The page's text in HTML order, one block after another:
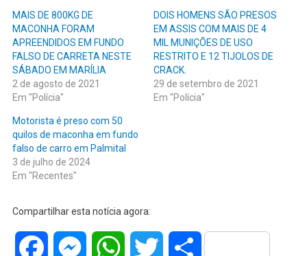
MAIS DE 800KG DE
MACONHA FORAM
APREENDIDOS EM FUNDO
FALSO DE CARRETA NESTE
SÁBADO EM MARÍLIA
2 de agosto de 2021
Em "Polícia"
DOIS HOMENS SÃO PRESOS
EM ASSIS COM MAIS DE 4
MIL MUNIÇÕES DE USO
RESTRITO E 12 TIJOLOS DE
CRACK.
29 de setembro de 2021
Em "Polícia"
Motorista é preso com 50
quilos de maconha em fundo
falso de carro em Palmital
3 de julho de 2024
Em "Recentes"
Compartilhar esta notícia agora:
Facebook MessengerWhatsAppTwitter Share